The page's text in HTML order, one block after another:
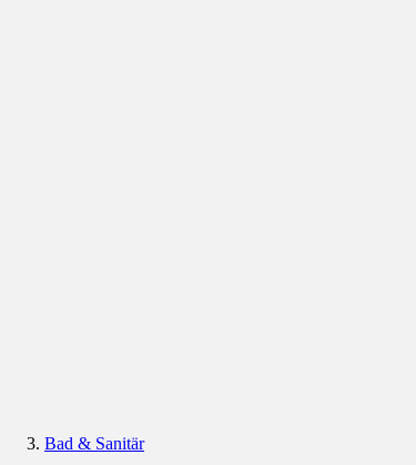
Bad & Sanitär